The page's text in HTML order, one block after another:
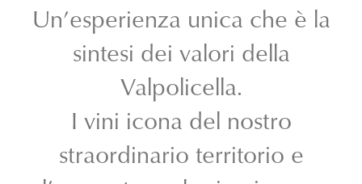
Un’esperienza unica che è la
sintesi dei valori della
Valpolicella.
I vini icona del nostro
straordinario territorio e